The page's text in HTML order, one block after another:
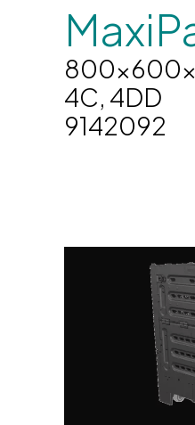
4C, 4DD
9142092